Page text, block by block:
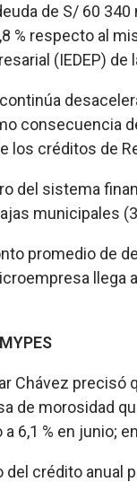
de S/ 60
% respecto al
(IEDEP)
consecuencia
los créditos de
del sistema
municipales
promedio de
llega
Chávez precisó
de morosidad
a 6,1 % en junio;
del crédito anual